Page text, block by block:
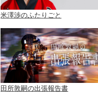
米澤渉のふたりごと
田所敦嗣の出張報告書